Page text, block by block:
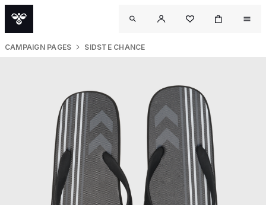
CAMPAIGN PAGES SIDSTE CHANCE